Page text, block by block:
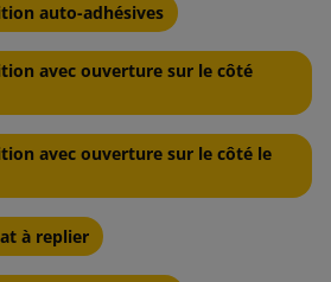
auto-adhésives
avec ouverture sur le côté
avec ouverture sur le côté le
à replier